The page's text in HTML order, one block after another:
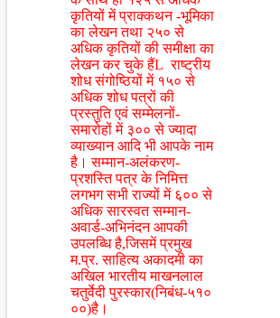
कृतियों में प्राक्कथन -भूमिका
का लेखन तथा २५० से
अधिक कृतियों की समीक्षा का
लेखन कर चुके हैंL राष्ट्रीय
शोध संगोष्ठियों में १५० से
अधिक शोध पत्रों की
प्रस्तुति एवं सम्मेलनों-
समारोहों में ३०० से ज्यादा
व्याख्यान आदि भी आपके नाम
है। सम्मान-अलंकरण-
प्रशस्ति पत्र के निमित्त
लगभग सभी राज्यों में ६०० से
अधिक सारस्वत सम्मान-
अवार्ड-अभिनंदन आपकी
उपलब्धि है,जिसमें प्रमुख
म.प्र. साहित्य अकादमी का
अखिल भारतीय माखनलाल
चतुर्वेदी पुरस्कार(निबंध-५१०
००)है।